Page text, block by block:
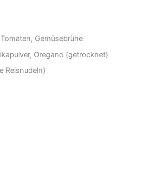
Gemüsebrühe
Oregano (getrocknet)
Reisnudeln)